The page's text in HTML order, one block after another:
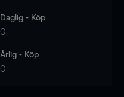
Daglig - Köp
0
Årlig - Köp
0